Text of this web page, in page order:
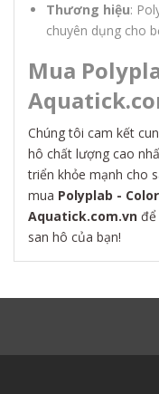
Thương hiệu:
chuyên dụng cho
Mua
Chúng tôi cam kết
hô chất lượng cao
triển khỏe mạnh cho
mua Polyplab -
Aquatick.com.vn để
san hô của bạn!